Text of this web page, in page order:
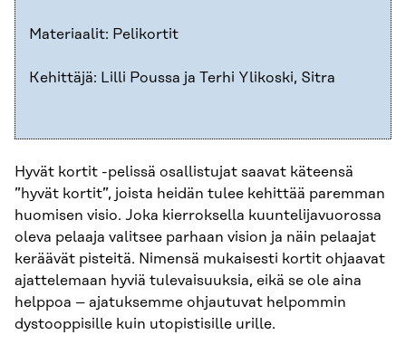
Materiaalit: Pelikortit
Kehittäjä: Lilli Poussa ja Terhi Ylikoski, Sitra
Hyvät kortit -pelissä osallistujat saavat käteensä
”hyvät kortit”, joista heidän tulee kehittää paremman
huomisen visio. Joka kierroksella kuuntelijavuorossa
oleva pelaaja valitsee parhaan vision ja näin pelaajat
keräävät pisteitä. Nimensä mukaisesti kortit ohjaavat
ajattelemaan hyviä tulevaisuuksia, eikä se ole aina
helppoa – ajatuksemme ohjautuvat helpommin
dystooppisille kuin utopistisille urille.